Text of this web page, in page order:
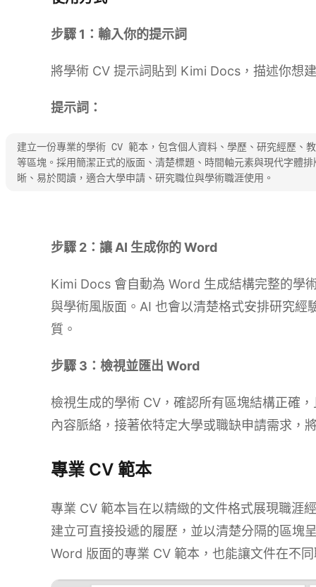
步驟 1：輸入你的提示詞
將學術 CV 提示詞貼到 Kimi Docs，描述你想
提示詞：
建立一份專業的學術 CV 範本，包含個人資料、學歷、研究經歷、
等區塊。採用簡潔正式的版面、清楚標題、時間軸元素與現代字體
晰、易於閱讀，適合大學申請、研究職位與學術職涯使用。
步驟 2：讓 AI 生成你的 Word
Kimi Docs 會自動為 Word 生成結構完整的學
與學術風版面。AI 也會以清楚格式安排研究
質。
步驟 3：檢視並匯出 Word
檢視生成的學術 CV，確認所有區塊結構正確
內容脈絡，接著依特定大學或職缺申請需求，
專業 CV 範本
專業 CV 範本旨在以精緻的文件格式展現職涯
建立可直接投遞的履歷，並以清楚分隔的區塊
Word 版面的專業 CV 範本，也能讓文件在不